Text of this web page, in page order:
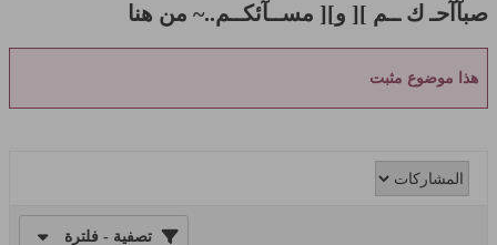
صبآآحـ ك ــم ][ و][ مســآئكــم..~ من هنا
هذا موضوع مثبت
تصفية - فلترة